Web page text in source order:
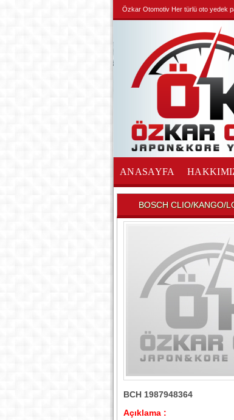
Özkar Otomotiv Her türlü oto yedek
ANASAYFA
İLETİŞİM
BOSCH CLIO/KANGO/
BCH 1987948364
Açıklama :